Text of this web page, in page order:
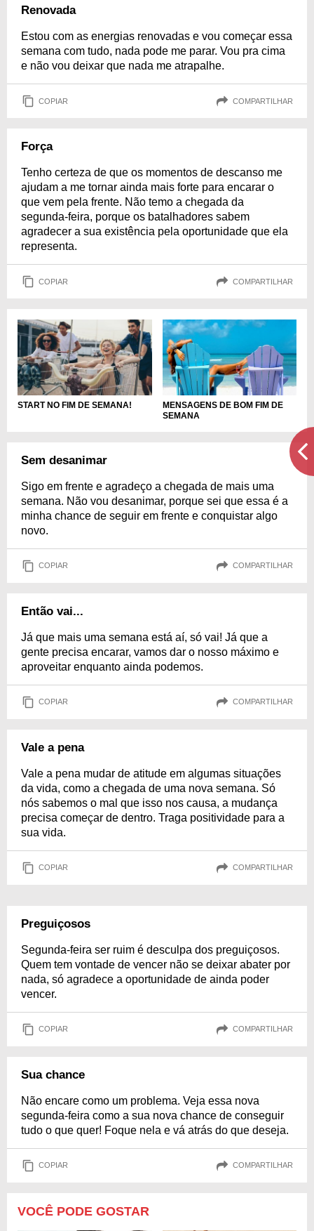
Renovada
Estou com as energias renovadas e vou começar essa
semana com tudo, nada pode me parar. Vou pra cima
e não vou deixar que nada me atrapalhe.
COPIAR COMPARTILHAR
Força
Tenho certeza de que os momentos de descanso me
ajudam a me tornar ainda mais forte para encarar o
que vem pela frente. Não temo a chegada da
segunda-feira, porque os batalhadores sabem
agradecer a sua existência pela oportunidade que ela
representa.
COPIAR COMPARTILHAR
START NO FIM DE SEMANA!
MENSAGENS DE BOM FIM DE
SEMANA
Sem desanimar
Sigo em frente e agradeço a chegada de mais uma
semana. Não vou desanimar, porque sei que essa é a
minha chance de seguir em frente e conquistar algo
novo.
COPIAR COMPARTILHAR
Então vai...
Já que mais uma semana está aí, só vai! Já que a
gente precisa encarar, vamos dar o nosso máximo e
aproveitar enquanto ainda podemos.
COPIAR COMPARTILHAR
Vale a pena
Vale a pena mudar de atitude em algumas situações
da vida, como a chegada de uma nova semana. Só
nós sabemos o mal que isso nos causa, a mudança
precisa começar de dentro. Traga positividade para a
sua vida.
COPIAR COMPARTILHAR
Preguiçosos
Segunda-feira ser ruim é desculpa dos preguiçosos.
Quem tem vontade de vencer não se deixar abater por
nada, só agradece a oportunidade de ainda poder
vencer.
COPIAR COMPARTILHAR
Sua chance
Não encare como um problema. Veja essa nova
segunda-feira como a sua nova chance de conseguir
tudo o que quer! Foque nela e vá atrás do que deseja.
COPIAR COMPARTILHAR
VOCÊ PODE GOSTAR